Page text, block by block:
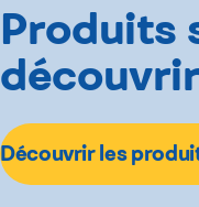
Produits
Découvrir les